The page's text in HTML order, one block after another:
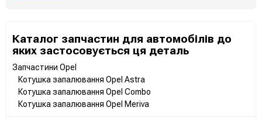
Каталог запчастин для автомобілів до
яких застосовується ця деталь
Запчастини Opel
Котушка запалювання Opel Astra
Котушка запалювання Opel Combo
Котушка запалювання Opel Meriva